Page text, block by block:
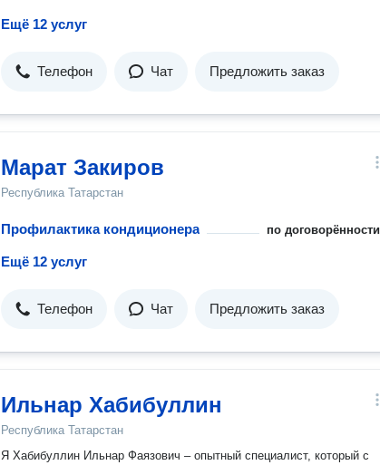
Ещё 12 услуг
Телефон Чат Предложить заказ
Марат Закиров
Республика Татарстан
Профилактика кондиционера по договорённости
Ещё 12 услуг
Телефон Чат Предложить заказ
Ильнар Хабибуллин
Республика Татарстан
Я Хабибуллин Ильнар Фаязович – опытный специалист, который с